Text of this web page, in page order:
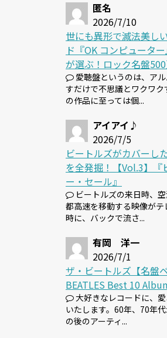
匿名
2026/7/10
世にも異形で滅法美し
ド『OK コンピュータ
が選ぶ！ロック名盤
愛聴盤というのは、ア
すだけで不思議とワクワク
の作品に至っては個...
アイアイ♪
2026/7/5
ビートルズがカバーし
を全発掘！【Vol.3】『
ー・セール』
ビートルズの来日時、
都高速を移動する映像が
時に、バックで流さ...
有岡 洋一
2026/7/1
ザ・ビートルズ【名盤
BEATLES Best 10
大好きなレコードに、
いたします。60年、70年
の後のアーティ...